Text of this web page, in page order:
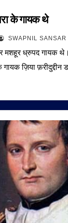
के गायक थे
SWAPNIL SANSAR
मशहूर ध्रुपद गायक
ज़िया फ़रीदुद्दीन